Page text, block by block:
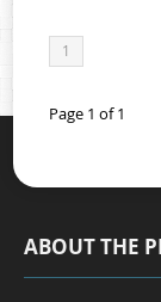
1
Page 1 of 1
ABOUT THE